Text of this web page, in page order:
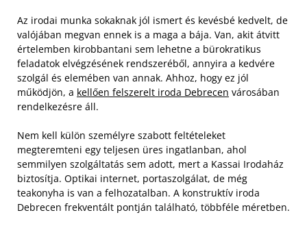
Az irodai munka sokaknak jól ismert és kevésbé kedvelt, de
valójában megvan ennek is a maga a bája. Van, akit átvitt
értelemben kirobbantani sem lehetne a bürokratikus
feladatok elvégzésének rendszeréből, annyira a kedvére
szolgál és elemében van annak. Ahhoz, hogy ez jól
működjön, a kellően felszerelt iroda Debrecen városában
rendelkezésre áll.
Nem kell külön személyre szabott feltételeket
megteremteni egy teljesen üres ingatlanban, ahol
semmilyen szolgáltatás sem adott, mert a Kassai Irodaház
biztosítja. Optikai internet, portaszolgálat, de még
teakonyha is van a felhozatalban. A konstruktív iroda
Debrecen frekventált pontján található, többféle méretben.